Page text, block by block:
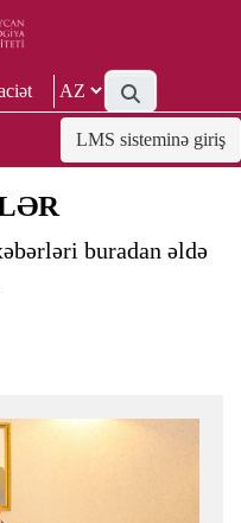
LMS sisteminə giriş
buradan əldə